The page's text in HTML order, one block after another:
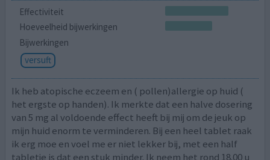
Effectiviteit
Hoeveelheid bijwerkingen
Bijwerkingen
versuft
Ik heb atopische eczeem en ( pollen)allergie op huid (
het ergste op handen). Ik merkte dat een halve dosering
van 5 mg al voldoende effect heeft bij mij om de jeuk op
mijn huid enorm te verminderen. Bij een heel tablet raak
ik erg moe en voel me er niet lekker bij, met een half
tabletje is dat een stuk minder. Ik neem het rond 18.00 u